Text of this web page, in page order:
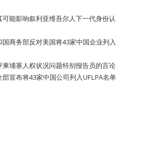
能影响叙利亚维吾尔人下一代身份认
商务部反对美国将43家中国企业列入
柬埔寨人权状况问题特别报告员的言论
宣布将43家中国公司列入UFLPA名单